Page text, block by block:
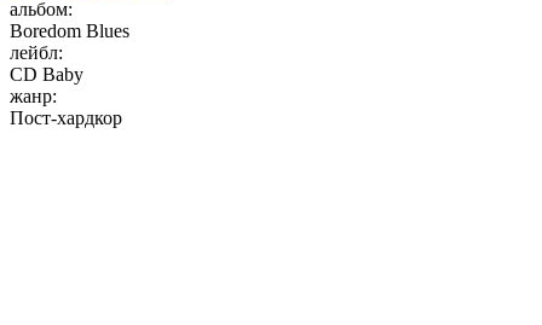
альбом:
Boredom Blues
лейбл:
CD Baby
жанр:
Пост-хардкор